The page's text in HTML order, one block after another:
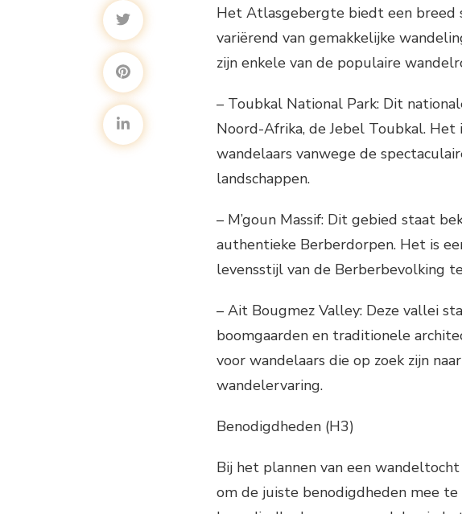
Het Atlasgebergte biedt een breed
variërend van gemakkelijke
zijn enkele van de populaire
– Toubkal National Park: Dit
Noord-Afrika, de Jebel Toubkal.
wandelaars vanwege de
landschappen.
– M’goun Massif: Dit gebied staat
authentieke Berberdorpen. Het is
levensstijl van de Berberbevolking
– Ait Bougmez Valley: Deze vallei
boomgaarden en traditionele
voor wandelaars die op zoek zijn
wandelervaring.
Benodigdheden (H3)
Bij het plannen van een
om de juiste benodigdheden mee